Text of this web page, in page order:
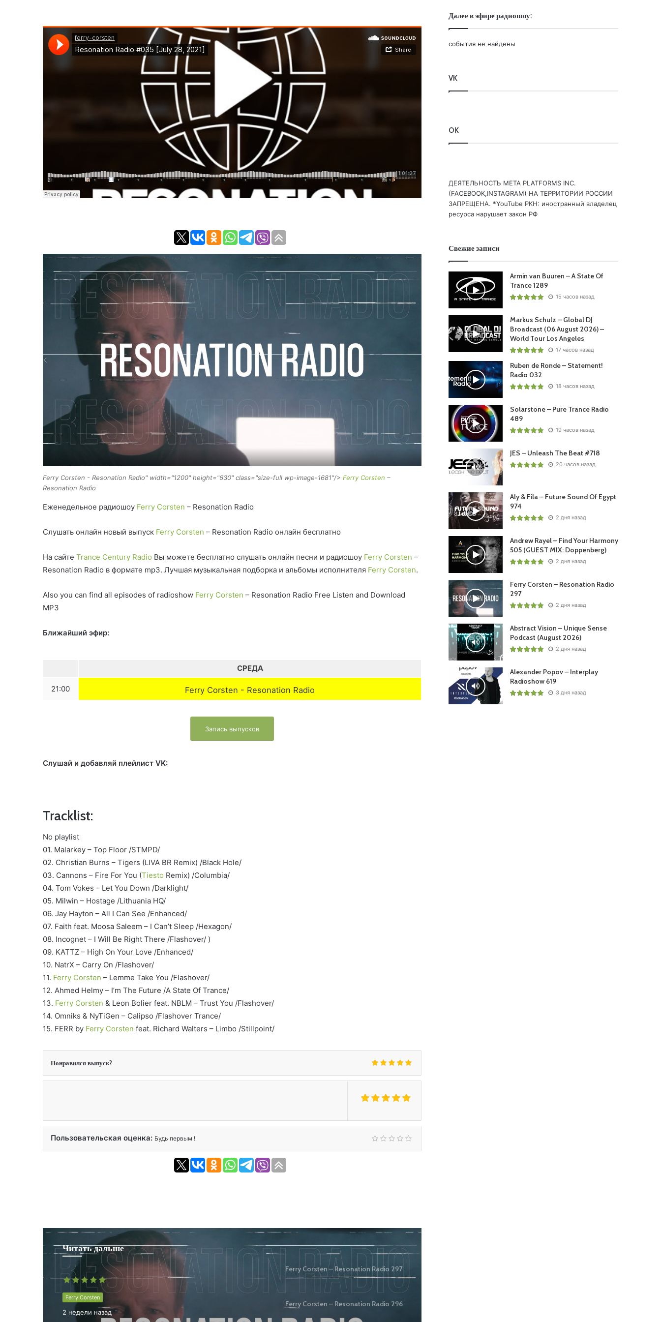
Ferry Corsten - Resonation Radio" width="1200" height="630" class="size-full wp-image-1681"/> Ferry Corsten –
Resonation Radio
Еженедельное радиошоу Ferry Corsten – Resonation Radio
Слушать онлайн новый выпуск Ferry Corsten – Resonation Radio онлайн бесплатно
На сайте Trance Century Radio Вы можете бесплатно слушать онлайн песни и радиошоу Ferry Corsten –
Resonation Radio в формате mp3. Лучшая музыкальная подборка и альбомы исполнителя Ferry Corsten.
Also you can find all episodes of radioshow Ferry Corsten – Resonation Radio Free Listen and Download
MP3
Ближайший эфир:
СРЕДА
21:00 Ferry Corsten - Resonation Radio
Запись выпусков
Слушай и добавляй плейлист VK:
Tracklist:
No playlist
01. Malarkey – Top Floor /STMPD/
02. Christian Burns – Tigers (LIVA BR Remix) /Black Hole/
03. Cannons – Fire For You (Tiesto Remix) /Columbia/
04. Tom Vokes – Let You Down /Darklight/
05. Milwin – Hostage /Lithuania HQ/
06. Jay Hayton – All I Can See /Enhanced/
07. Faith feat. Moosa Saleem – I Can’t Sleep /Hexagon/
08. Incognet – I Will Be Right There /Flashover/ )
09. KATTZ – High On Your Love /Enhanced/
10. NatrX – Carry On /Flashover/
11. Ferry Corsten – Lemme Take You /Flashover/
12. Ahmed Helmy – I’m The Future /A State Of Trance/
13. Ferry Corsten & Leon Bolier feat. NBLM – Trust You /Flashover/
14. Omniks & NyTiGen – Calipso /Flashover Trance/
15. FERR by Ferry Corsten feat. Richard Walters – Limbo /Stillpoint/
Понравился выпуск?
Пользовательская оценка: Будь первым !
Читать дальше
Ferry Corsten
Ferry Corsten
2 недели назад
Ferry Corsten – Resonation Radio 297
Ferry Corsten – Resonation Radio 296
Далее в эфире радиошоу:
события не найдены
VK
OK
ДЕЯТЕЛЬНОСТЬ МЕТА PLATFORMS INC.
(FACEBOOK,INSTAGRAM) НА ТЕРРИТОРИИ РОССИИ
ЗАПРЕЩЕНА. *YouTube РКН: иностранный владелец
ресурса нарушает закон РФ
Свежие записи
Armin van Buuren – A State Of
Trance 1289
15 часов назад
Markus Schulz – Global DJ
Broadcast (06 August 2026) –
World Tour Los Angeles
17 часов назад
Ruben de Ronde – Statement!
Radio 032
18 часов назад
Solarstone – Pure Trance Radio
489
19 часов назад
JES – Unleash The Beat #718
20 часов назад
Aly & Fila – Future Sound Of Egypt
974
2 дня назад
Andrew Rayel – Find Your Harmony
505 (GUEST MIX: Doppenberg)
2 дня назад
Ferry Corsten – Resonation Radio
297
2 дня назад
Abstract Vision – Unique Sense
Podcast (August 2026)
2 дня назад
Alexander Popov – Interplay
Radioshow 619
3 дня назад